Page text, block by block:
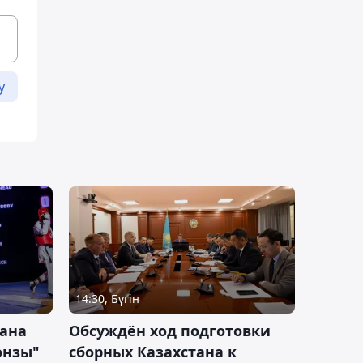
14:30, Бүгін
Обсуждён ход подготовки
сборных Казахстана к